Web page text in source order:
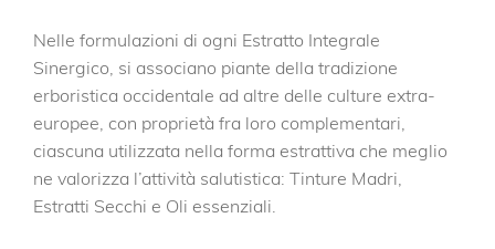
Nelle formulazioni di ogni Estratto Integrale
Sinergico, si associano piante della tradizione
erboristica occidentale ad altre delle culture extra-
europee, con proprietà fra loro complementari,
ciascuna utilizzata nella forma estrattiva che meglio
ne valorizza l’attività salutistica: Tinture Madri,
Estratti Secchi e Oli essenziali.